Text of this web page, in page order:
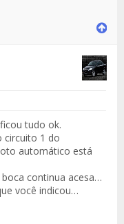
tudo ok.
circuito 1 do
automático está
continua acesa…
você indicou…